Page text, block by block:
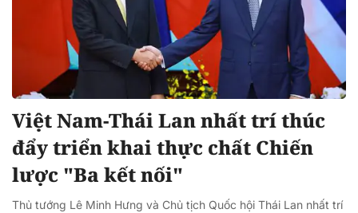
Việt Nam-Thái Lan nhất trí thúc
đẩy triển khai thực chất Chiến
lược "Ba kết nối"
Thủ tướng Lê Minh Hưng và Chủ tịch Quốc hội Thái Lan nhất trí